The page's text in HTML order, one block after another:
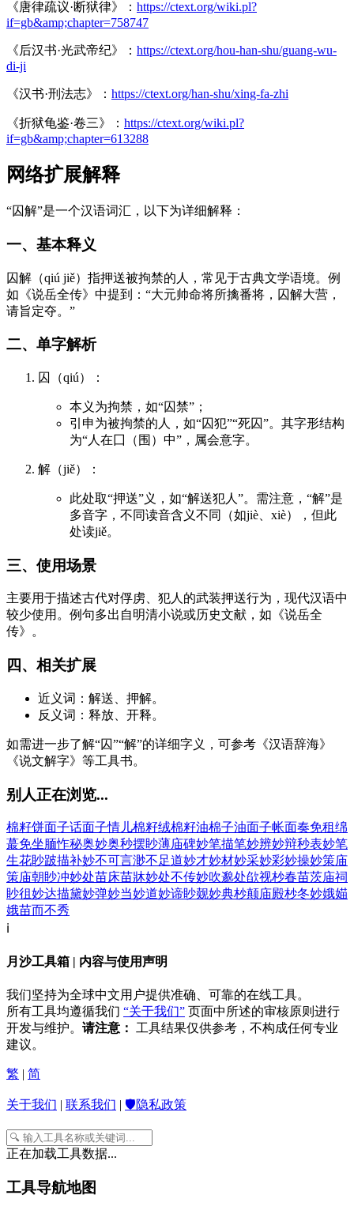
《唐律疏议·断狱律》： https://ctext.org/wiki.pl?
if=gb&amp;chapter=758747
《后汉书·光武帝纪》： https://ctext.org/hou-han-shu/guang-wu-
di-ji
《汉书·刑法志》： https://ctext.org/han-shu/xing-fa-zhi
《折狱龟鉴·卷三》： https://ctext.org/wiki.pl?
if=gb&amp;chapter=613288
网络扩展解释
“囚解”是一个汉语词汇，以下为详细解释：
一、基本释义
囚解（qiú jiě）指押送被拘禁的人，常见于古典文学语境。例
如《说岳全传》中提到：“大元帅命将所擒番将，囚解大营，
请旨定夺。”
二、单字解析
囚（qiú）：
本义为拘禁，如“囚禁”；
引申为被拘禁的人，如“囚犯”“死囚”。其字形结构
为“人在囗（围）中”，属会意字。
解（jiě）：
此处取“押送”义，如“解送犯人”。需注意，“解”是
多音字，不同读音含义不同（如jiè、xiè），但此
处读jiě。
三、使用场景
主要用于描述古代对俘虏、犯人的武装押送行为，现代汉语中
较少使用。例句多出自明清小说或历史文献，如《说岳全
传》。
四、相关扩展
近义词：解送、押解。
反义词：释放、开释。
如需进一步了解“囚”“解”的详细字义，可参考《汉语辞海》
《说文解字》等工具书。
别人正在浏览...
棉籽饼面子话面子情儿棉籽绒棉籽油棉子油面子帐面奏免租绵
蕞免坐腼怍秘奥妙奥秒摆眇薄庙碑妙笔描笔妙辨妙辩秒表妙笔
生花眇跛描补妙不可言渺不足道妙才妙材妙采妙彩妙操妙策庙
策庙朝眇冲妙处苗床苗牀妙处不传妙吹邈处欿视杪春苗茨庙祠
眇徂妙达描黛妙弹妙当妙道妙谛眇觌妙典杪颠庙殿杪冬妙娥媌
娥苗而不秀
ℹ️
月沙工具箱 | 内容与使用声明
我们坚持为全球中文用户提供准确、可靠的在线工具。
所有工具均遵循我们 “关于我们” 页面中所述的审核原则进行
开发与维护。 请注意：
工具结果仅供参考，不构成任何专业
建议。
繁 | 简
关于我们 | 联系我们 | 🛡️隐私政策
正在加载工具数据...
工具导航地图